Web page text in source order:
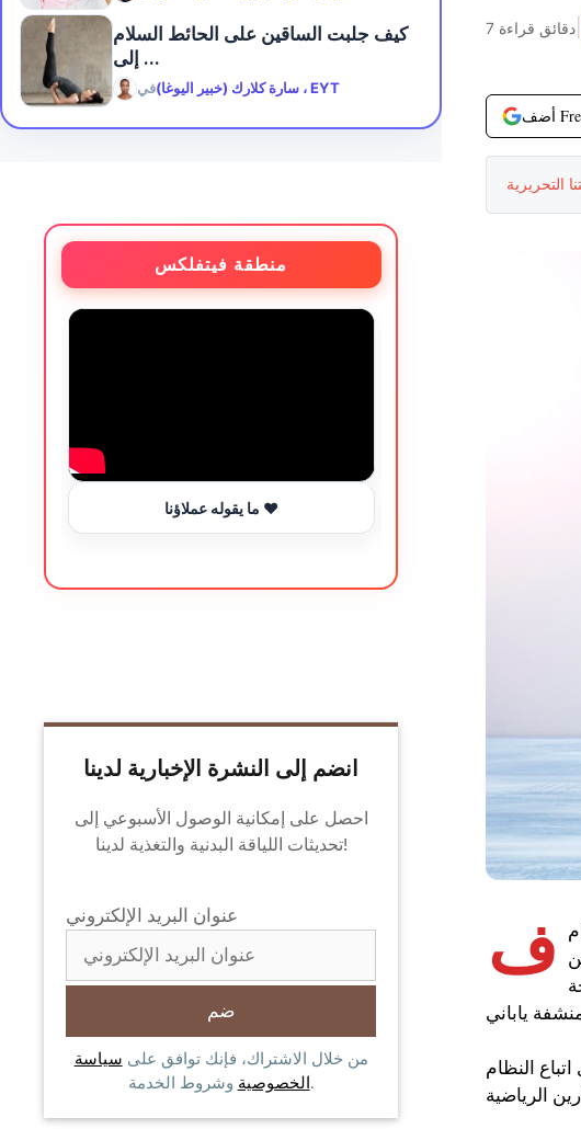
7 دقائق قراءة
التحريرية
ف
النظام
كيف جلبت الساقين على الحائط السلام
إلى ...
في سارة كلارك (خبير اليوغا) ، EYT
منطقة فيتفلكس
ما يقوله عملاؤنا ❤️
انضم إلى النشرة الإخبارية لدينا
احصل على إمكانية الوصول الأسبوعي إلى
تحديثات اللياقة البدنية والتغذية لدينا!
عنوان البريد الإلكتروني
من خلال الاشتراك، فإنك توافق على سياسة
الخصوصية وشروط الخدمة.